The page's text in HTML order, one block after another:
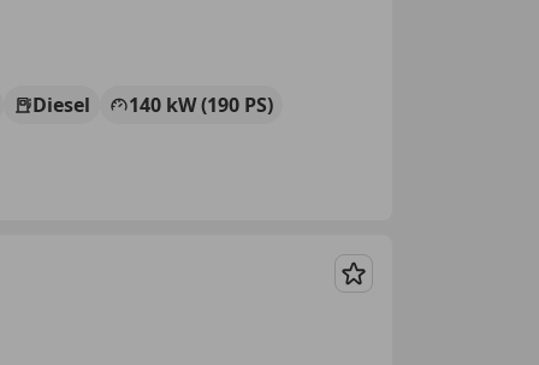
Diesel 140 kW (190 PS)
Merken